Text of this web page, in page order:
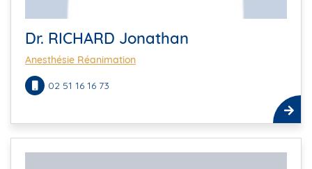
Dr. RICHARD Jonathan
Anesthésie Réanimation
02 51 16 16 73